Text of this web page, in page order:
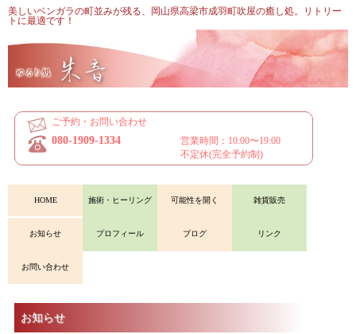
美しいベンガラの町並みが残る、岡山県高梁市成羽町吹屋の癒し処。リトリー
トに最適です！
ご予約・お問い合わせ
080-1909-1334
営業時間：10:00〜19:00
不定休(完全予約制)
HOME 施術・ヒーリング 可能性を開く 雑貨販売
お知らせ プロフィール ブログ リンク
お問い合わせ
お知らせ